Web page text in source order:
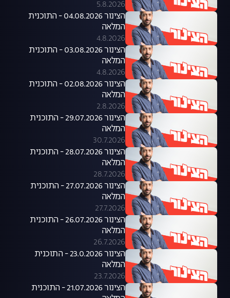
5.8.2026
הצינור 04.08.2026 - התוכנית
המלאה
4.8.2026
הצינור 03.08.2026 - התוכנית
המלאה
4.8.2026
הצינור 02.08.2026 - התוכנית
המלאה
2.8.2026
הצינור 29.07.2026 - התוכנית
המלאה
30.7.2026
הצינור 28.07.2026 - התוכנית
המלאה
28.7.2026
הצינור 27.07.2026 - התוכנית
המלאה
27.7.2026
הצינור 26.07.2026 - התוכנית
המלאה
26.7.2026
הצינור 23.0.2026 - התוכנית
המלאה
23.7.2026
הצינור 21.07.2026 - התוכנית